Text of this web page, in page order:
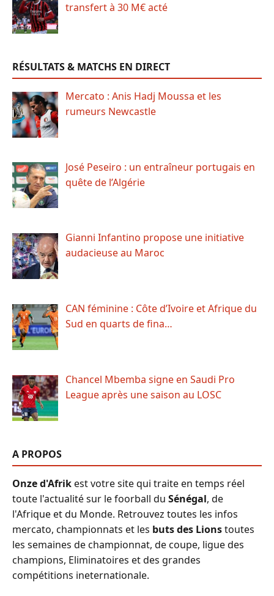
transfert à 30 M€ acté
RÉSULTATS & MATCHS EN DIRECT
Mercato : Anis Hadj Moussa et les
rumeurs Newcastle
José Peseiro : un entraîneur portugais en
quête de l’Algérie
Gianni Infantino propose une initiative
audacieuse au Maroc
CAN féminine : Côte d’Ivoire et Afrique du
Sud en quarts de fina…
Chancel Mbemba signe en Saudi Pro
League après une saison au LOSC
A PROPOS
Onze d'Afrikest votre site qui traite en temps réel
toute l'actualité sur le foorball du Sénégal, de
l'Afrique et du Monde. Retrouvez toutes les infos
mercato, championnats et les buts des Lionstoutes
les semaines de championnat, de coupe, ligue des
champions, Eliminatoires et des grandes
compétitions ineternationale.